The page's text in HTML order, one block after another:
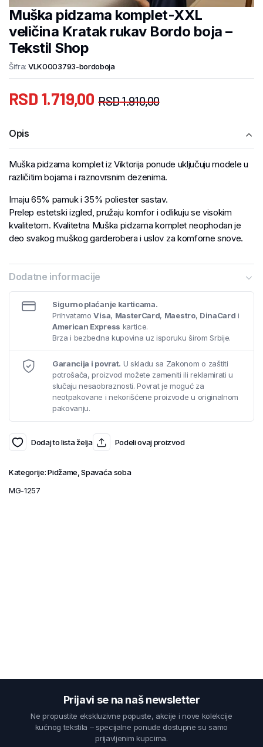
Muška pidzama komplet-XXL
veličina Kratak rukav Bordo boja –
Tekstil Shop
Šifra: VLK0003793-bordoboja
RSD1.910,00
RSD 1.719,00
Opis
Muška pidzama komplet iz Viktorija ponude uključuju modele u
različitim bojama i raznovrsnim dezenima.
Imaju 65% pamuk i 35% poliester sastav.
Prelep estetski izgled, pružaju komfor i odlikuju se visokim
kvalitetom. Kvalitetna Muška pidzama komplet neophodan je
deo svakog muškog garderobera i uslov za komforne snove.
Dodatne informacije
Sigurno plaćanje karticama.
PrihvatamoVisa, MasterCard, Maestro, DinaCard i
American Express kartice.
Brza i bezbedna kupovina uz isporuku širom Srbije.
Garancija i povrat. U skladu sa Zakonom o zaštiti
potrošača, proizvod možete zameniti ili reklamirati u
slučaju nesaobraznosti. Povrat je moguć za
neotpakovane i nekorišćene proizvode u originalnom
pakovanju.
Dodaj to lista želja Podeli ovaj proizvod
Kategorije:Pidžame ,Spavaća soba
MG-1257
Prijavi se na naš newsletter
Ne propustite ekskluzivne popuste, akcije i nove kolekcije
kućnog tekstila – specijalne ponude dostupne su samo
prijavljenim kupcima.